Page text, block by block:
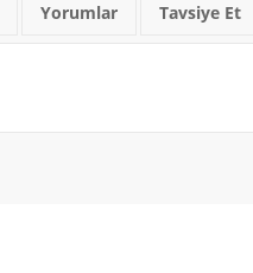
Yorumlar Tavsiye Et